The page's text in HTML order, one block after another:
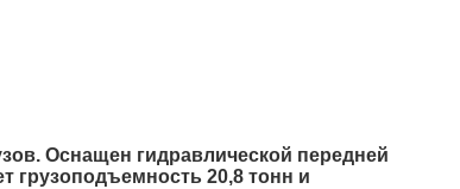
Оснащен гидравлической передней
грузоподъемность 20,8 тонн и